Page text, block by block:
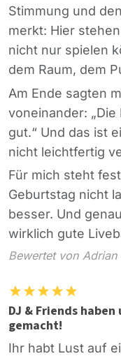
Stimmung und
merkt: Hier
nicht nur spielen
dem Raum, dem
Am Ende sagten
voneinander:
gut.“ Und das ist
nicht leichtfertig
Für mich steht
Geburtstag nicht
besser. Und
wirklich gute
Bewertet von
DJ & Friends
gemacht!
Ihr habt Lust auf